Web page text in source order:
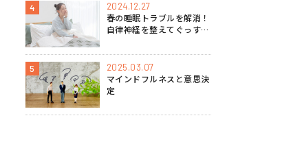
4 2024.12.27
春の睡眠トラブルを解消！
自律神経を整えてぐっすり
法
5 2025.03.07
マインドフルネスと意思決
定